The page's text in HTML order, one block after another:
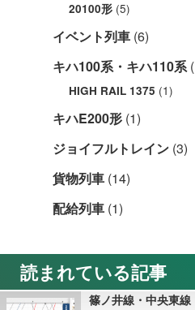
20100形 (5)
イベント列車 (6)
キハ100系・キハ110系
HIGH RAIL 1375 (1)
キハE200形 (1)
ジョイフルトレイン (3)
貨物列車 (14)
配給列車 (1)
読まれている記事
篠ノ井線・中央東